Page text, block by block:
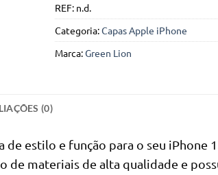
REF: n.d.
Categoria:Capas Apple iPhone
Marca:Green Lion
(0)
estilo e função para o seu iPhone
de materiais de alta qualidade e